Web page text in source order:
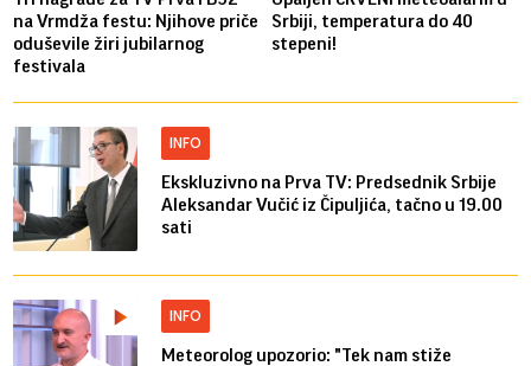
na Vrmdža festu: Njihove priče
oduševile žiri jubilarnog
festivala
Srbiji, temperatura do 40
stepeni!
INFO
Ekskluzivno na Prva TV: Predsednik Srbije
Aleksandar Vučić iz Čipuljića, tačno u 19.00
sati
INFO
Meteorolog upozorio: "Tek nam stiže